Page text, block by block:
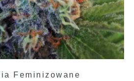
Feminizowane